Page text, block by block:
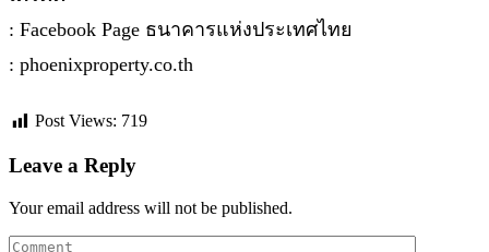
: Facebook Page ธนาคารแห่งประเทศไทย
: phoenixproperty.co.th
Post Views: 719
Leave a Reply
Your email address will not be published.